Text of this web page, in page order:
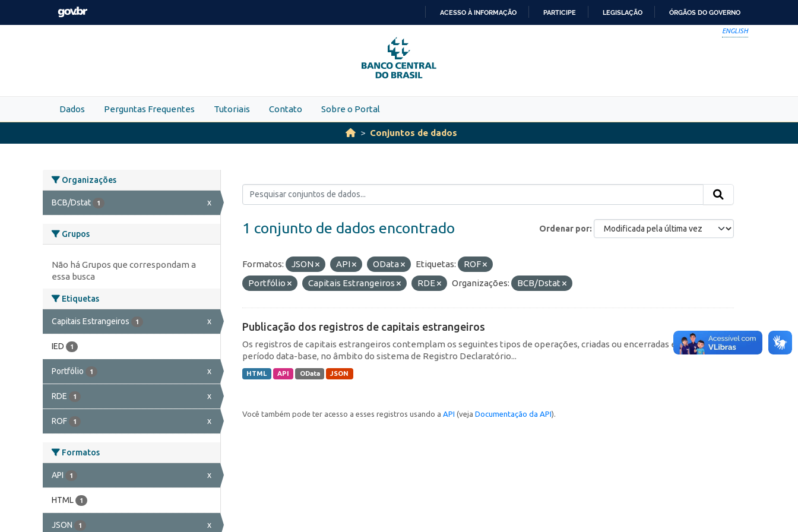
Skip to main content
PARA
O
CONTEÚDO
ACESSO À INFORMAÇÃO PARTICIPE LEGISLAÇÃO ÓRGÃOS DO GOVERNO
ENGLISH
Dados Perguntas Frequentes Tutoriais Contato Sobre o Portal
Conjuntos de dados
Organizações
BCB/Dstat 1 x
Grupos
Não há Grupos que correspondam a
essa busca
Etiquetas
Capitais Estrangeiros 1 x
IED 1
Portfólio 1 x
RDE 1 x
ROF 1 x
Formatos
API 1 x
HTML 1
JSON 1 x
Ordenar por
1 conjunto de dados encontrado
Formatos: JSON API OData Etiquetas:
ROF
Portfólio
Capitais Estrangeiros RDE Organizações: BCB/Dstat
Publicação dos registros de capitais estrangeiros
Os registros de capitais estrangeiros contemplam os seguintes tipos de operações, criadas ou encerradas em cada
período data-base, no âmbito do sistema de Registro Declaratório...
HTML API OData JSON
Você também pode ter acesso a esses registros usando a API (veja Documentação da API).